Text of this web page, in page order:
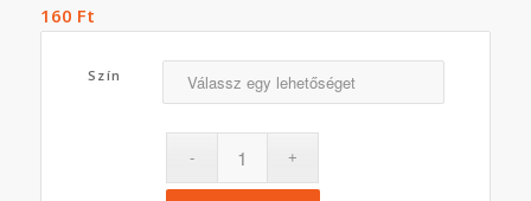
160 Ft
Szín